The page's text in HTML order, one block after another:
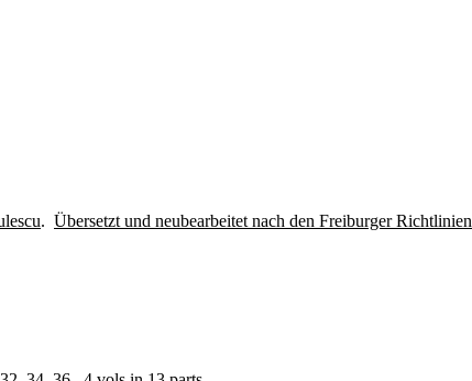
. Übersetzt und neubearbeitet nach den Freiburger Richtlinien